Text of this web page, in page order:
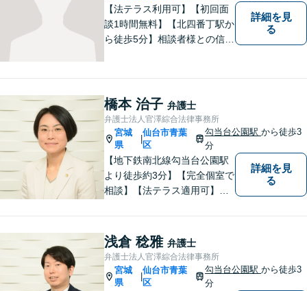
ご相談下さい。
【法テラス利用可】【初回面
談1時間無料】【北四番丁駅か
ら徒歩5分】相談者様との信頼
ます。 まずは一度気軽に御相
談下さい。
詳細を見
る
橋本 治子 弁護士
弁護士法人官澤綜合法律事務所
宮城
県
|
仙台市青葉
区
勾当台公園駅から徒歩3
分
【地下鉄南北線勾当台公園駅
より徒歩約3分】【完全個室で
相談】【法テラス適用可】ト
を上げられない方々が安心し
て暮らせるよう少しでも力に
なりたいと思っています。法
律問題でお困りの方はお気軽
にご相談ください。
詳細を見
る
浅倉 稔雅 弁護士
弁護士法人官澤綜合法律事務所
宮城
県
|
仙台市青葉
区
勾当台公園駅から徒歩3
分